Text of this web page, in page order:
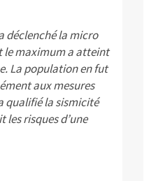
déclenché la micro
le maximum a atteint
La population en fut
aux mesures
qualifié la sismicité
risques d’une